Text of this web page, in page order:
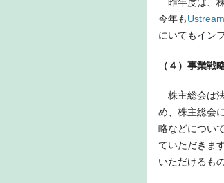
今年もUstream
にいてもイン
（４）事業戦
株主総会は
め、株主総会
略などについ
ていただきま
いただけるも